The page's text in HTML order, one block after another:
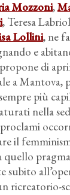
Mozzoni,
, Teresa
Lollini, ne
e
di
a Mantova,
più
nella
il
quello
subito
ricreatorio-